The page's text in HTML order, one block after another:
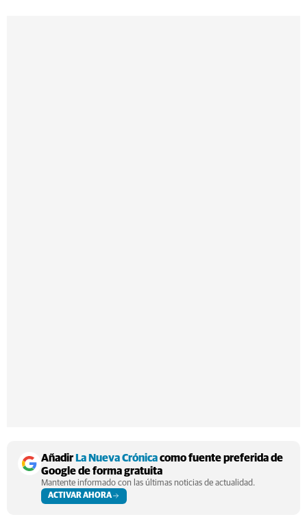
AñadirLa Nueva Crónicacomo fuente preferida de
Google de forma gratuita
Mantente informado con las últimas noticias de actualidad.
ACTIVAR AHORA